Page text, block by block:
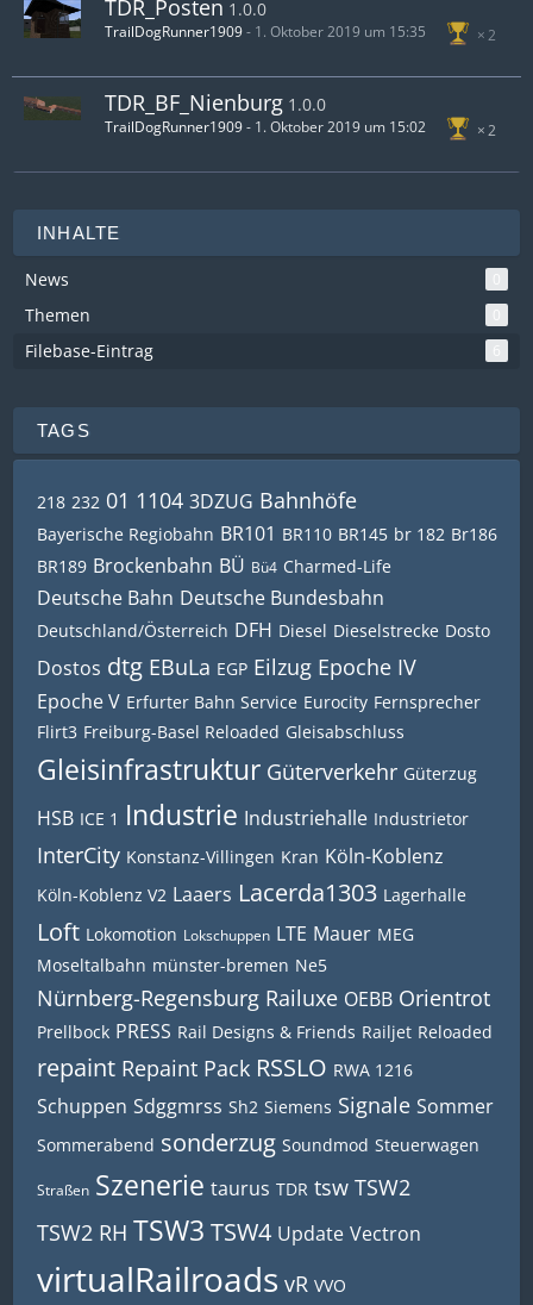
TDR_Posten 1.0.0
2
TrailDogRunner1909- 1. Oktober 2019 um 15:35
TDR_BF_Nienburg 1.0.0
2
TrailDogRunner1909- 1. Oktober 2019 um 15:02
INHALTE
News
Themen
Filebase-Eintrag 6
TAGS
218 232 01 1104 3DZUG Bahnhöfe
Bayerische Regiobahn BR101 BR110 BR145 br 182 Br186
BR189 Brockenbahn BÜ Bü4 Charmed-Life
Deutsche Bahn Deutsche Bundesbahn
Deutschland/Österreich DFH Diesel Dieselstrecke Dosto
Dostos dtg EBuLa EGP Eilzug Epoche IV
Epoche V Erfurter Bahn Service Eurocity Fernsprecher
Flirt3 Freiburg-Basel Reloaded Gleisabschluss
Gleisinfrastruktur Güterverkehr Güterzug
HSB ICE 1 Industrie Industriehalle Industrietor
InterCity Konstanz-Villingen Kran Köln-Koblenz
Köln-Koblenz V2 Laaers Lacerda1303 Lagerhalle
Loft Lokomotion Lokschuppen LTE Mauer MEG
Moseltalbahn münster-bremen Ne5
Nürnberg-Regensburg Railuxe OEBB Orientrot
Prellbock PRESS Rail Designs & Friends Railjet Reloaded
repaint Repaint Pack RSSLO RWA 1216
Schuppen Sdggmrss Sh2 Siemens Signale Sommer
Sommerabend sonderzug Soundmod Steuerwagen
Straßen Szenerie taurus TDR tsw TSW2
TSW2 RH TSW3 TSW4 Update Vectron
virtualRailroads vR VVO